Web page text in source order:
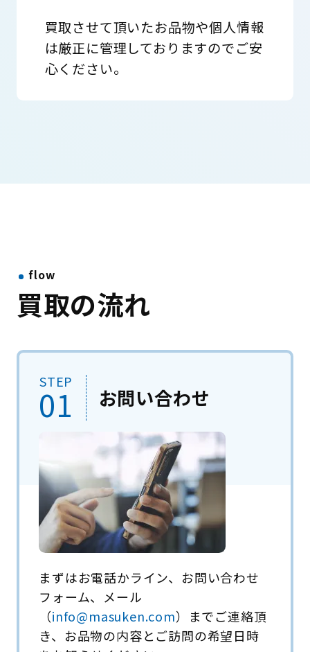
買取させて頂いたお品物や個人情報
は厳正に管理しておりますのでご安
心ください。
flow
買取の流れ
STEP
01 お問い合わせ
まずはお電話かライン、お問い合わせ
フォーム、メール
（info@masuken.com）までご連絡頂
き、お品物の内容とご訪問の希望日時